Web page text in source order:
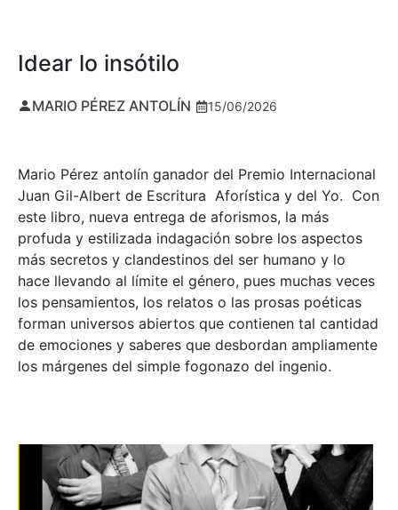
Idear lo insótilo
MARIO PÉREZ ANTOLÍN 15/06/2026
Mario Pérez antolín ganador del Premio Internacional
Juan Gil-Albert de Escritura Aforística y del Yo. Con
este libro, nueva entrega de aforismos, la más
profuda y estilizada indagación sobre los aspectos
más secretos y clandestinos del ser humano y lo
hace llevando al límite el género, pues muchas veces
los pensamientos, los relatos o las prosas poéticas
forman universos abiertos que contienen tal cantidad
de emociones y saberes que desbordan ampliamente
los márgenes del simple fogonazo del ingenio.